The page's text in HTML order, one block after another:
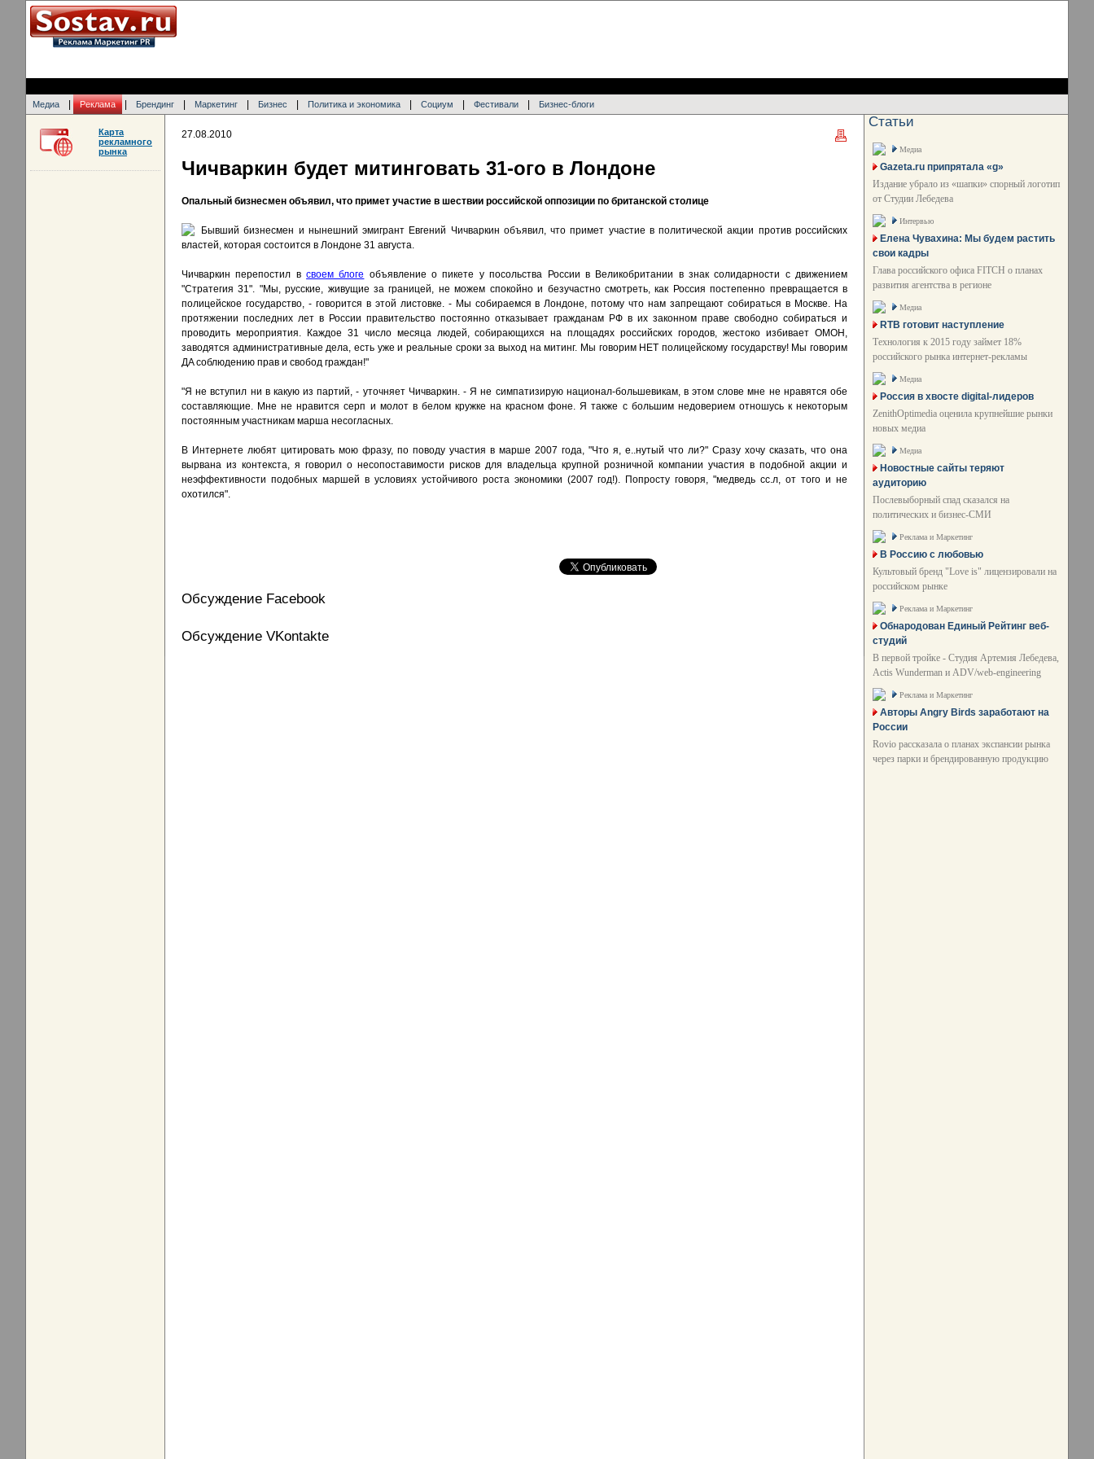
Медиа Реклама Брендинг Маркетинг Бизнес Политика и экономика Социум Фестивали Бизнес-блоги
27.08.2010
Чичваркин будет митинговать 31-ого в Лондоне
Опальный бизнесмен объявил, что примет участие в шествии российской оппозиции по британской столице
Бывший бизнесмен и нынешний эмигрант Евгений Чичваркин объявил, что примет участие в политической акции против российских
властей, которая состоится в Лондоне 31 августа.
Чичваркин перепостил всвоем блоге объявление о пикете у посольства России в Великобритании в знак солидарности с движением
"Стратегия 31". "Мы, русские, живущие за границей, не можем спокойно и безучастно смотреть, как Россия постепенно превращается в
полицейское государство, - говорится в этой листовке. - Мы собираемся в Лондоне, потому что нам запрещают собираться в Москве. На
протяжении последних лет в России правительство постоянно отказывает гражданам РФ в их законном праве свободно собираться и
проводить мероприятия. Каждое 31 число месяца людей, собирающихся на площадях российских городов, жестоко избивает ОМОН,
заводятся административные дела, есть уже и реальные сроки за выход на митинг. Мы говорим НЕТ полицейскому государству! Мы говорим
ДA соблюдению прав и свобод граждан!"
"Я не вступил ни в какую из партий, - уточняет Чичваркин. - Я не симпатизирую национал-большевикам, в этом слове мне не нравятся обе
составляющие. Мне не нравится серп и молот в белом кружке на красном фоне. Я также с большим недоверием отношусь к некоторым
постоянным участникам марша несогласных.
В Интернете любят цитировать мою фразу, по поводу участия в марше 2007 года, "Что я, е..нутый что ли?" Сразу хочу сказать, что она
вырвана из контекста, я говорил о несопоставимости рисков для владельца крупной розничной компании участия в подобной акции и
неэффективности подобных маршей в условиях устойчивого роста экономики (2007 год!). Попросту говоря, "медведь сс.л, от того и не
охотился".
Обсуждение Facebook
Обсуждение VKontakte
Карта
рекламного
рынка
Статьи
Медиа
Gazeta.ru припрятала «g»
Издание убрало из «шапки» спорный логотип
от Студии Лебедева
Интервью
Елена Чувахина: Мы будем растить
свои кадры
Глава российского офиса FITCH о планах
развития агентства в регионе
Медиа
RTB готовит наступление
Технология к 2015 году займет 18%
российского рынка интернет-рекламы
Медиа
Россия в хвосте digital-лидеров
ZenithOptimedia оценила крупнейшие рынки
новых медиа
Медиа
Новостные сайты теряют
аудиторию
Послевыборный спад сказался на
политических и бизнес-СМИ
Реклама и Маркетинг
В Россию с любовью
Культовый бренд "Love is" лицензировали на
российском рынке
Реклама и Маркетинг
Обнародован Единый Рейтинг веб-
студий
В первой тройке - Студия Артемия Лебедева,
Actis Wunderman и ADV/web-engineering
Реклама и Маркетинг
Авторы Angry Birds заработают на
России
Rovio рассказала о планах экспансии рынка
через парки и брендированную продукцию